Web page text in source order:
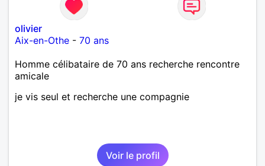
olivier
Aix-en-Othe - 70 ans
Homme célibataire de 70 ans recherche rencontre
amicale
je vis seul et recherche une compagnie
Voir le profil